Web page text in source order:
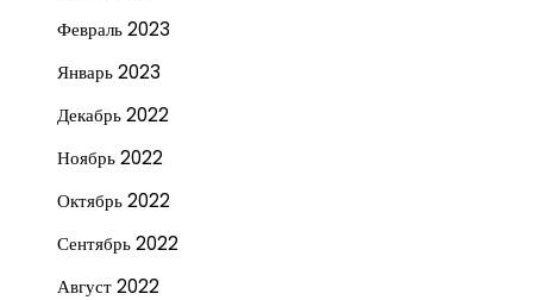
Февраль 2023
Январь 2023
Декабрь 2022
Ноябрь 2022
Октябрь 2022
Сентябрь 2022
Август 2022